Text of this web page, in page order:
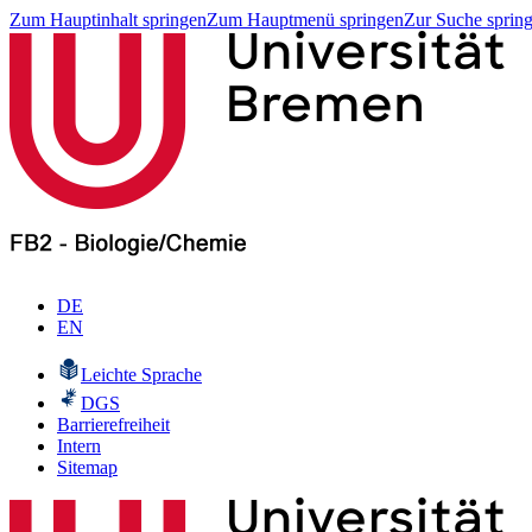
Zum Hauptinhalt springenZum Hauptmenü springenZur Suche
DE
EN
Leichte Sprache
DGS
Barrierefreiheit
Intern
Sitemap